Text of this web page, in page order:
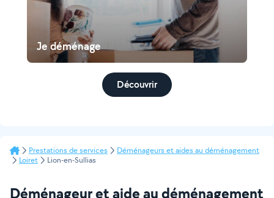
Je déménage
Découvrir
Prestations de services
Déménageurs et aides au déménagement
Loiret
Lion-en-Sullias
Déménageur et aide au déménagement